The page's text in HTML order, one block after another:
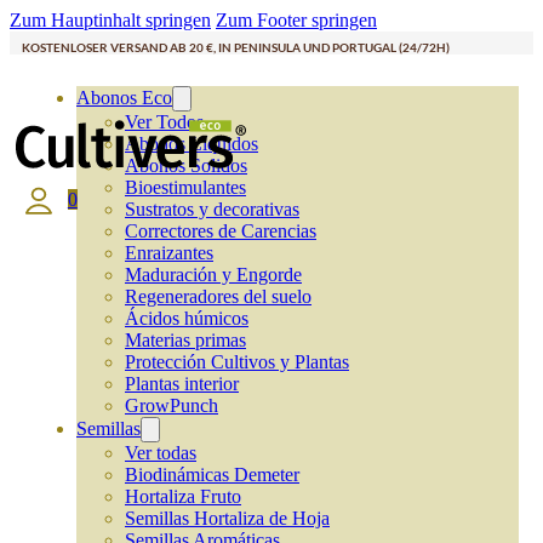
Zum Hauptinhalt springen Zum Footer springen
KOSTENLOSER VERSAND AB 20 €, IN PENINSULA UND PORTUGAL (24/72H)
Abonos Eco
Ver Todos
Abonos Líquidos
Abonos Solidos
Bioestimulantes
Sustratos y decorativas
Correctores de Carencias
Enraizantes
Maduración y Engorde
Regeneradores del suelo
Ácidos húmicos
Materias primas
Protección Cultivos y Plantas
Plantas interior
GrowPunch
Semillas
Ver todas
Biodinámicas Demeter
Hortaliza Fruto
Semillas Hortaliza de Hoja
0